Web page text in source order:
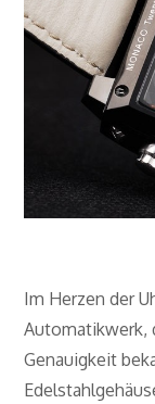
Im Herzen der
Automatikwerk,
Genauigkeit